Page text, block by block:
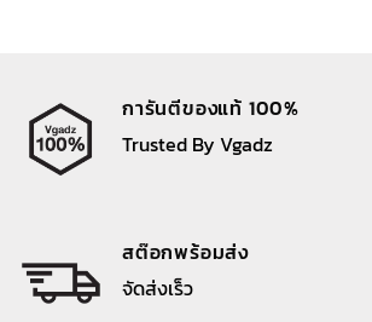
การันตีของแท้ 100%
Trusted By Vgadz
สต๊อกพร้อมส่ง
จัดส่งเร็ว